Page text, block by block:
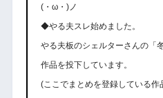
(・ω・)ノ
◆やる夫スレ始めました。
やる夫板のシェルターさんの「
作品を投下しています。
(ここでまとめを登録している作